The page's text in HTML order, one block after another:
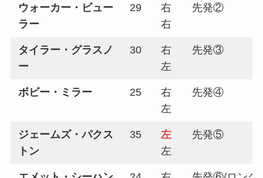
ウォーカー・ビュー
ラー
29
右
右
先発②
タイラー・グラスノ
ー
30
右
左
先発③
ボビー・ミラー 25
右
左
先発④
ジェームズ・パクス
トン
35
左
左
先発⑤